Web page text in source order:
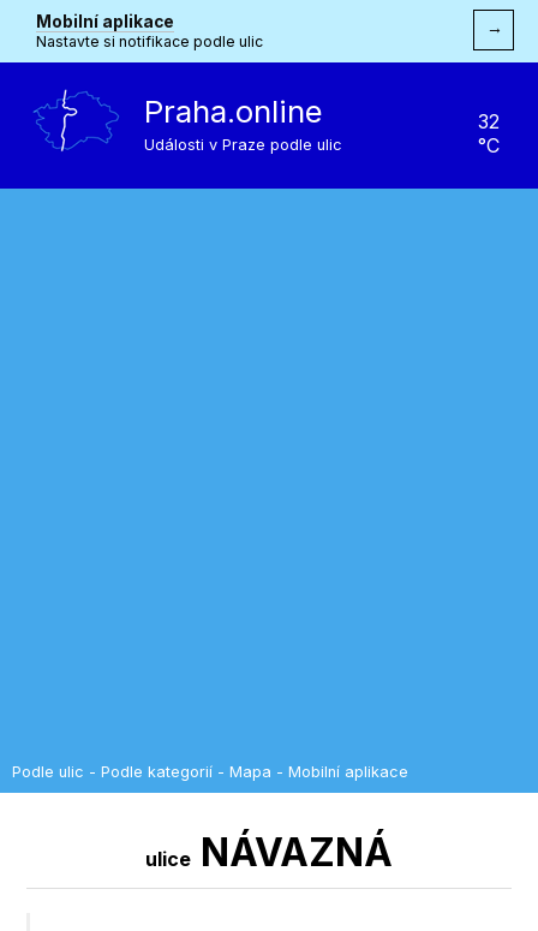
Mobilní aplikace
Nastavte si notifikace podle ulic
→
Praha.online
Události v Praze podle ulic
32
°C
Podle ulic - Podle kategorií - Mapa - Mobilní aplikace
ulice NÁVAZNÁ